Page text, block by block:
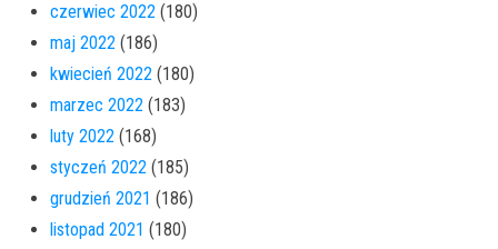
czerwiec 2022 (180)
maj 2022 (186)
kwiecień 2022 (180)
marzec 2022 (183)
luty 2022 (168)
styczeń 2022 (185)
grudzień 2021 (186)
listopad 2021 (180)